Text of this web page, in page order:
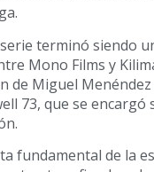
terminó siendo
Mono Films y
de Miguel
73, que se encargó
fundamental de la